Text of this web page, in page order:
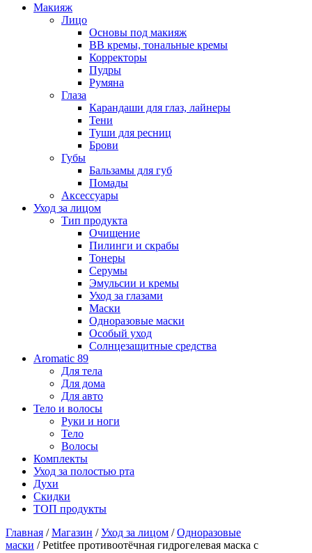
Макияж
Лицо
Основы под макияж
BB кремы, тональные кремы
Корректоры
Пудры
Румяна
Глаза
Карандаши для глаз, лайнеры
Тени
Туши для ресниц
Брови
Губы
Бальзамы для губ
Помады
Аксессуары
Уход за лицом
Тип продукта
Очищение
Пилинги и скрабы
Тонеры
Серумы
Эмульсии и кремы
Уход за глазами
Маски
Одноразовые маски
Особый уход
Солнцезащитные средства
Aromatic 89
Для тела
Для дома
Для авто
Тело и волосы
Руки и ноги
Тело
Волосы
Комплекты
Уход за полостью рта
Духи
Скидки
ТОП продукты
Главная /Магазин /Уход за лицом /Одноразовые
маски / Petitfee противоотёчная гидрогелевая маска с